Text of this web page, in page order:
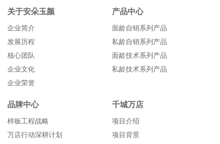
关于安朵玉颜
企业简介
发展历程
核心团队
企业文化
企业荣誉
产品中心
面龄自销系列产品
私龄自销系列产品
面龄技术系列产品
私龄技术系列产品
品牌中心
样板工程战略
万店行动深耕计划
千城万店
项目介绍
项目背景